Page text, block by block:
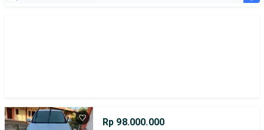
Rp 98.000.000